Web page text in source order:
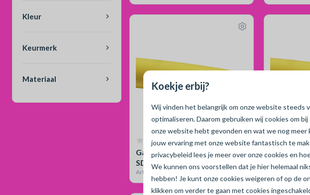
Koekje erbij?
Wij vinden het belangrijk om onze website steeds
optimaliseren. Daarom gebruiken wij cookies om
onze website hebt gevonden en wat we nog meer
jouw ervaring met onze website fantastisch te
privacybeleid lees je meer over onze cookies en
We kunnen ons voorstellen dat je hier helemaal
hebben! Je kunt onze cookies weigeren of op de
klikken om verder te gaan met cookies
Kleur
Keurmerk
Materiaal
Geen reviews
Gas tyleen 63 x 3.6mm, PE100,
SDR17.6, L= 100m
Artikelnummer 80192071
Gas tyleen
SDR17.6,